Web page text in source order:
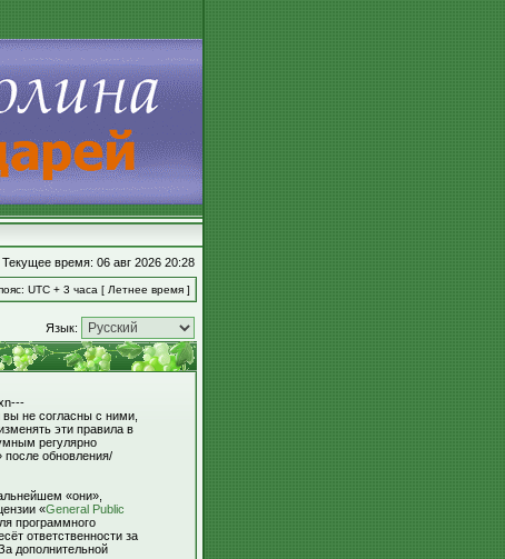
Текущее время: 06 авг 2026 20:28
UTC + 3 часа [ Летнее время ]
Язык:
не согласны с ними,
эти правила в
регулярно
после обновления/
«они»,
«General Public
программного
ответственности за
дополнительной